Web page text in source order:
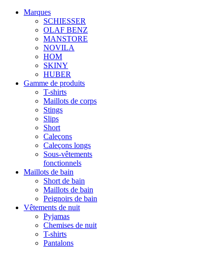
Marques
SCHIESSER
OLAF BENZ
MANSTORE
NOVILA
HOM
SKINY
HUBER
Gamme de produits
T-shirts
Maillots de corps
Stings
Slips
Short
Caleçons
Caleçons longs
Sous-vêtements
fonctionnels
Maillots de bain
Short de bain
Maillots de bain
Peignoirs de bain
Vêtements de nuit
Pyjamas
Chemises de nuit
T-shirts
Pantalons